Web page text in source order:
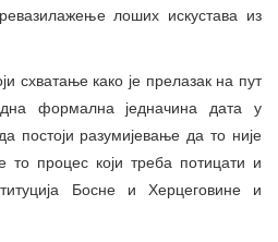
лоших искустава из
схватање како је прелазак на пут
формална једначина дата у
постоји разумијевање да то није
то процес који треба потицати и
Босне и Херцеговине и